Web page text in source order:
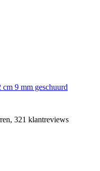
9 mm geschuurd
321 klantreviews